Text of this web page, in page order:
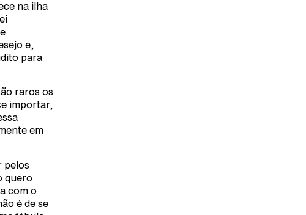
na ilha
e,
para
raros os
importar,
em
pelos
quero
com o
é de se